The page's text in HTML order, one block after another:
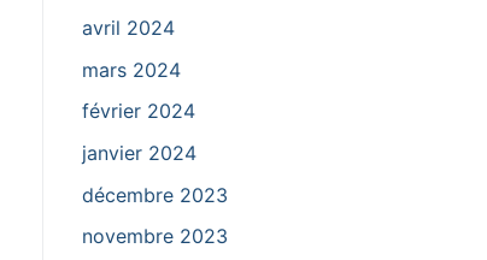
avril 2024
mars 2024
février 2024
janvier 2024
décembre 2023
novembre 2023